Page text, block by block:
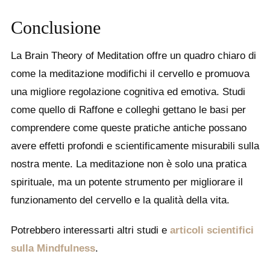
Conclusione
La Brain Theory of Meditation offre un quadro chiaro di
come la meditazione modifichi il cervello e promuova
una migliore regolazione cognitiva ed emotiva. Studi
come quello di Raffone e colleghi gettano le basi per
comprendere come queste pratiche antiche possano
avere effetti profondi e scientificamente misurabili sulla
nostra mente. La meditazione non è solo una pratica
spirituale, ma un potente strumento per migliorare il
funzionamento del cervello e la qualità della vita.
Potrebbero interessarti altri studi e articoli scientifici
sulla Mindfulness.